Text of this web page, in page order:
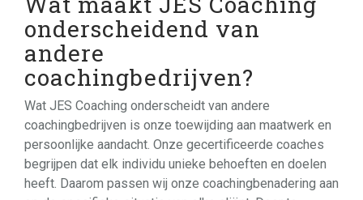
onderscheidend van
andere
coachingbedrijven?
Wat JES Coaching onderscheidt van andere
coachingbedrijven is onze toewijding aan maatwerk en
persoonlijke aandacht. Onze gecertificeerde coaches
begrijpen dat elk individu unieke behoeften en doelen
heeft. Daarom passen wij onze coachingbenadering aan